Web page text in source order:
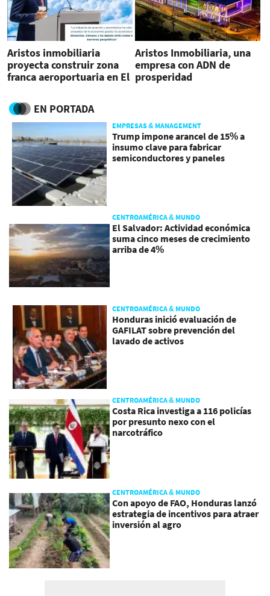
Aristos inmobiliaria
proyecta construir zona
franca aeroportuaria en El
Aristos Inmobiliaria, una
empresa con ADN de
prosperidad
EN PORTADA
EMPRESAS & MANAGEMENT
Trump impone arancel de 15% a
insumo clave para fabricar
semiconductores y paneles
CENTROAMÉRICA & MUNDO
El Salvador: Actividad económica
suma cinco meses de crecimiento
arriba de 4%
CENTROAMÉRICA & MUNDO
Honduras inició evaluación de
GAFILAT sobre prevención del
lavado de activos
CENTROAMÉRICA & MUNDO
Costa Rica investiga a 116 policías
por presunto nexo con el
narcotráfico
CENTROAMÉRICA & MUNDO
Con apoyo de FAO, Honduras lanzó
estrategia de incentivos para atraer
inversión al agro